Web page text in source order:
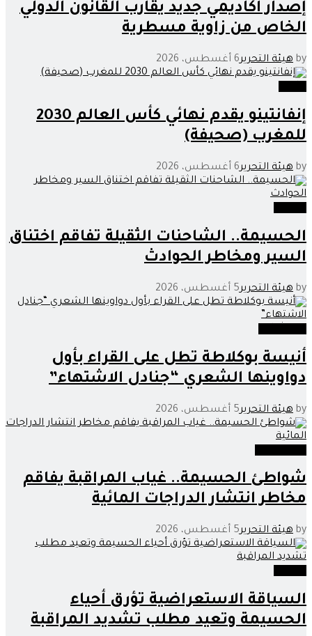
إصدار أكاديمي جديد يقارب القانون الدولي
الخاص من زاوية مسطرية
by هيئة التحرير6 أغسطس، 2026
إنفانتينو يقدم نهائي كأس العالم 2030
للمغرب (صحيفة)
by هيئة التحرير6 أغسطس، 2026
الحسيمة.. الشاحنات الثقيلة تفاقم اختناق
السير ومخاطر الحوادث
by هيئة التحرير5 أغسطس، 2026
أنيسة بوكلاطة تطل على القراء بأول
دواوينها الشعري “جنادل الاشتهاء”
by هيئة التحرير5 أغسطس، 2026
شواطئ الحسيمة.. غياب المراقبة يفاقم
مخاطر انتشار الدراجات المائية
by هيئة التحرير5 أغسطس، 2026
السياقة الاستعراضية تؤرق أحياء
الحسيمة وتعيد مطلب تشديد المراقبة